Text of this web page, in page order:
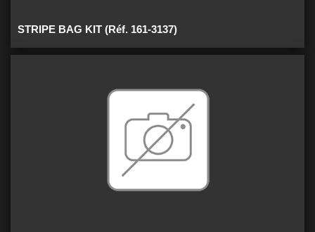
STRIPE BAG KIT (Réf. 161-3137)